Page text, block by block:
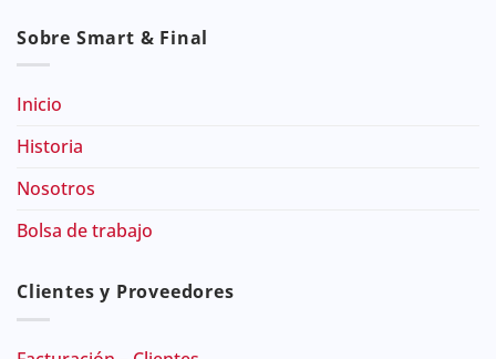
Sobre Smart & Final
Inicio
Historia
Nosotros
Bolsa de trabajo
Clientes y Proveedores